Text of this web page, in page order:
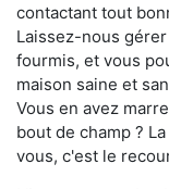
contactant tout
Laissez-nous
fourmis, et vous
maison saine et
Vous en avez
bout de champ ?
vous, c'est le